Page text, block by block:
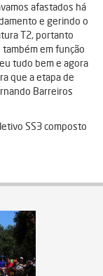
afastados há
e gerindo o
T2, portanto
em função
tudo bem e agora
que a etapa de
Barreiros
SS3 composto